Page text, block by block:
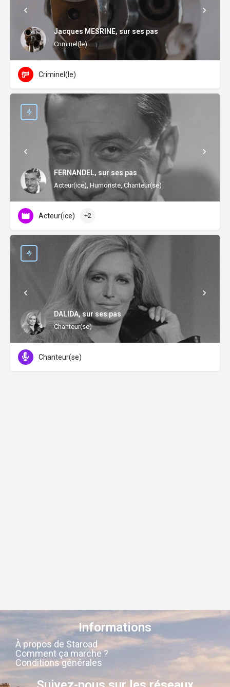
Jacques MESRINE, sur ses pas
Criminel(le)
Criminel(le)
FERNANDEL, sur ses pas
Acteur(ice), Humoriste, Chanteur(se)
Acteur(ice) +2
DALIDA, sur ses pas
Chanteur(se)
Chanteur(se)
Informations
À propos de Staroad
Comment ça marche ?
Conditions générales